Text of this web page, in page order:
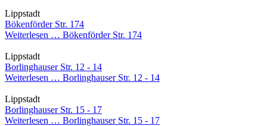
Lippstadt
Bökenförder Str. 174
Weiterlesen … Bökenförder Str. 174
Lippstadt
Borlinghauser Str. 12 - 14
Weiterlesen … Borlinghauser Str. 12 - 14
Lippstadt
Borlinghauser Str. 15 - 17
Weiterlesen … Borlinghauser Str. 15 - 17